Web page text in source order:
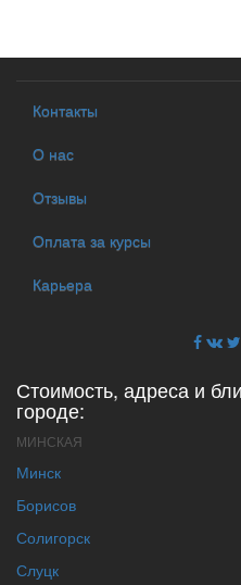
Контакты
О нас
Отзывы
Оплата за курсы
Карьера
Стоимость, адреса и
городе:
МИНСКАЯ
Минск
Борисов
Солигорск
Слуцк